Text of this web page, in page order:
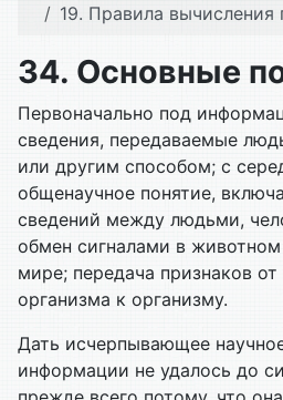
19. Правила вычисления
34. Основные
Первоначально под
сведения, передаваемые
или другим способом; с
общенаучное понятие,
сведений между людьми,
обмен сигналами в
мире; передача признаков от
организма к организму.
Дать исчерпывающее
информации не удалось до